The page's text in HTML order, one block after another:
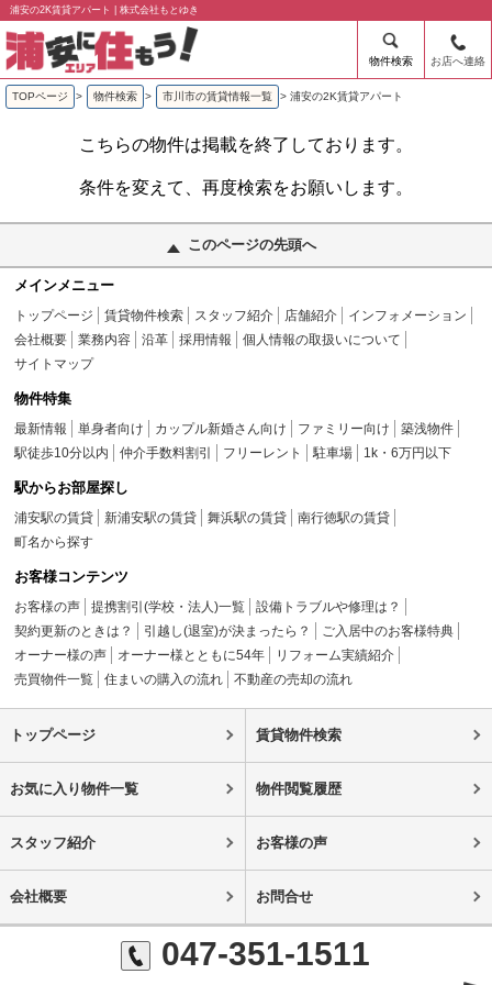
浦安の2K賃貸アパート | 株式会社もとゆき
物件検索 お店へ連絡
TOPページ > 物件検索 > 市川市の賃貸情報一覧 > 浦安の2K賃貸アパート
こちらの物件は掲載を終了しております。
条件を変えて、再度検索をお願いします。
このページの先頭へ
メインメニュー
トップページ 賃貸物件検索 スタッフ紹介 店舗紹介
インフォメーション
会社概要
業務内容 沿革 採用情報
個人情報の取扱いについて
サイトマップ
物件特集
最新情報 単身者向け カップル新婚さん向け ファミリー向け
築浅物件
駅徒歩10分以内
仲介手数料割引 フリーレント 駐車場 1k・6万円以下
駅からお部屋探し
浦安駅の賃貸 新浦安駅の賃貸 舞浜駅の賃貸
南行徳駅の賃貸
町名から探す
お客様コンテンツ
お客様の声 提携割引(学校・法人)一覧
設備トラブルや修理は？
契約更新のときは？
引越し(退室)が決まったら？
ご入居中のお客様特典
オーナー様の声
オーナー様とともに54年
リフォーム実績紹介
売買物件一覧
住まいの購入の流れ 不動産の売却の流れ
トップページ 賃貸物件検索
お気に入り物件一覧 物件閲覧履歴
スタッフ紹介 お客様の声
会社概要 お問合せ
047-351-1511